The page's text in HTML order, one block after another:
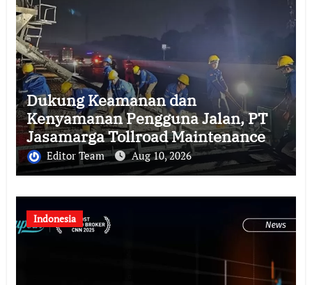
Dukung Keamanan dan
Kenyamanan Pengguna Jalan, PT
Jasamarga Tollroad Maintenance
Laksanakan Pekerjaan Preservasi
di Ruas Jalan Tol Jagorawi
Editor Team Aug 10, 2026
Indonesia